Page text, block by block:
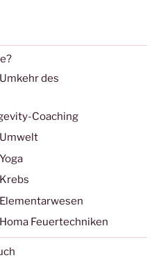
des
Coaching
Feuertechniken